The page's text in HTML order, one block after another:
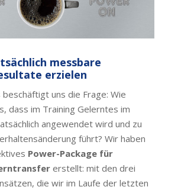
messbare
erzielen
uns die Frage: Wie
dass im Training Gelerntes im
angewendet wird und zu
führt? Wir haben
Power-Package für
erstellt: mit den drei
die wir im Laufe der letzten